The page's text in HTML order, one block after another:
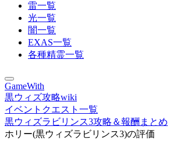
雷一覧
光一覧
闇一覧
EXAS一覧
各種精霊一覧
GameWith
黒ウィズ攻略wiki
イベントクエスト一覧
黒ウィズラビリンス3攻略＆報酬まとめ
ホリー(黒ウィズラビリンス3)の評価